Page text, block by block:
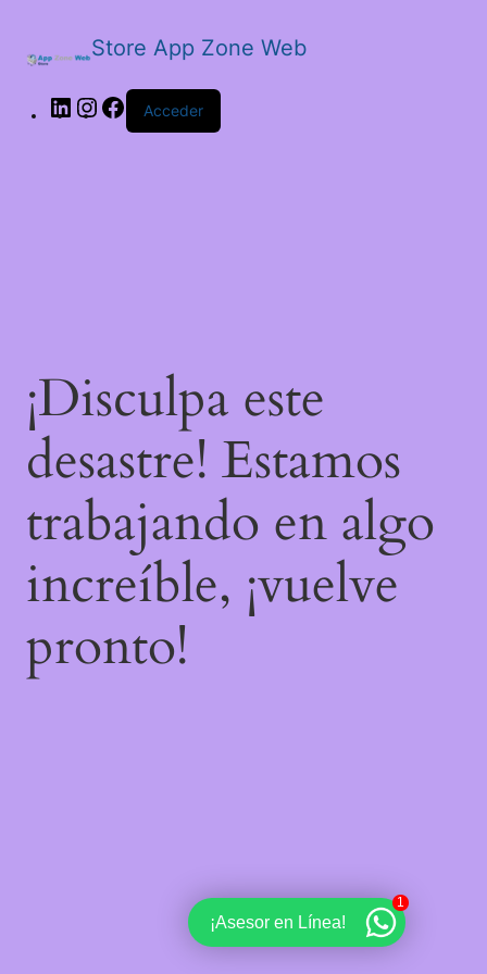
Store App Zone Web
LinkedInInstagram
Facebook
Acceder
¡Disculpa este
desastre! Estamos
trabajando en algo
increíble, ¡vuelve
pronto!
¡Asesor en Línea!
1